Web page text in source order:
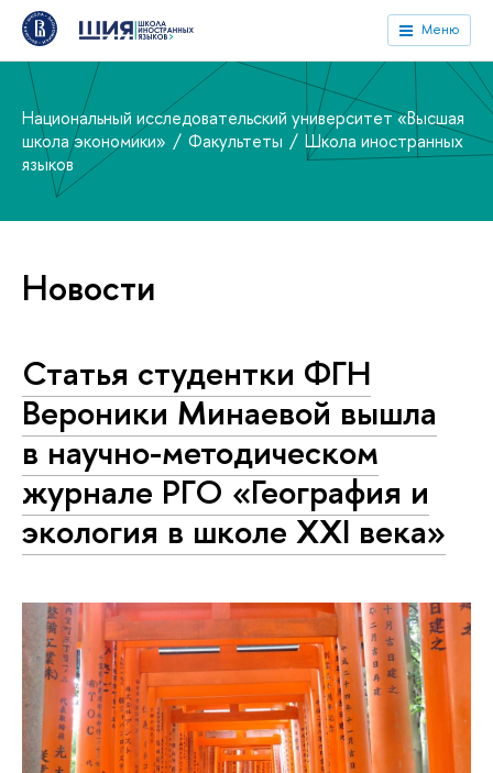
Меню
Национальный исследовательский университет «Высшая
школа экономики»
Факультеты
Школа иностранных
языков
Новости
Статья студентки ФГН
Вероники Минаевой вышла
в научно-методическом
журнале РГО «География и
экология в школе XXI века»